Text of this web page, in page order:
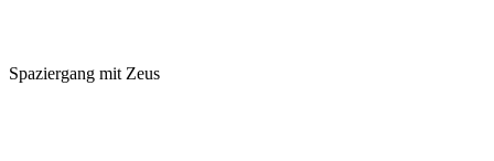
Spaziergang mit Zeus